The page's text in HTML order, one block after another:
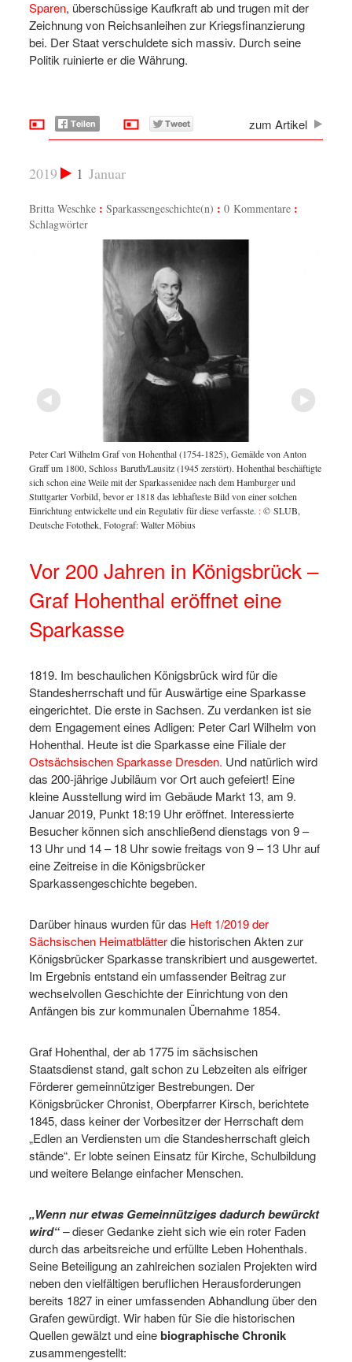
Sparen, überschüssige Kaufkraft ab und trugen mit der
Zeichnung von Reichsanleihen zur Kriegsfinanzierung
bei. Der Staat verschuldete sich massiv. Durch seine
Politik ruinierte er die Währung.
zum Artikel
1 Januar
2019
Britta Weschke Sparkassengeschichte(n)
0 Kommentare
Schlagwörter
Peter Carl Wilhelm Graf von Hohenthal (1754-1825), Gemälde von Anton
Graff um 1800, Schloss Baruth/Lausitz (1945 zerstört). Hohenthal beschäftigte
sich schon eine Weile mit der Sparkassenidee nach dem Hamburger und
Stuttgarter Vorbild, bevor er 1818 das lebhafteste Bild von einer solchen
Einrichtung entwickelte und ein Regulativ für diese verfasste. :© SLUB,
Deutsche Fotothek, Fotograf: Walter Möbius
Vor 200 Jahren in Königsbrück –
Graf Hohenthal eröffnet eine
Sparkasse
1819. Im beschaulichen Königsbrück wird für die
Standesherrschaft und für Auswärtige eine Sparkasse
eingerichtet. Die erste in Sachsen. Zu verdanken ist sie
dem Engagement eines Adligen: Peter Carl Wilhelm von
Hohenthal. Heute ist die Sparkasse eine Filiale der
Ostsächsischen Sparkasse Dresden. Und natürlich wird
das 200-jährige Jubiläum vor Ort auch gefeiert! Eine
kleine Ausstellung wird im Gebäude Markt 13, am 9.
Januar 2019, Punkt 18:19 Uhr eröffnet. Interessierte
Besucher können sich anschließend dienstags von 9 –
13 Uhr und 14 – 18 Uhr sowie freitags von 9 – 13 Uhr auf
eine Zeitreise in die Königsbrücker
Sparkassengeschichte begeben.
Darüber hinaus wurden für das Heft 1/2019 der
Sächsischen Heimatblätterdie historischen Akten zur
Königsbrücker Sparkasse transkribiert und ausgewertet.
Im Ergebnis entstand ein umfassender Beitrag zur
wechselvollen Geschichte der Einrichtung von den
Anfängen bis zur kommunalen Übernahme 1854.
Graf Hohenthal, der ab 1775 im sächsischen
Staatsdienst stand, galt schon zu Lebzeiten als eifriger
Förderer gemeinnütziger Bestrebungen. Der
Königsbrücker Chronist, Oberpfarrer Kirsch, berichtete
1845, dass keiner der Vorbesitzer der Herrschaft dem
„Edlen an Verdiensten um die Standesherrschaft gleich
stände“. Er lobte seinen Einsatz für Kirche, Schulbildung
und weitere Belange einfacher Menschen.
„Wenn nur etwas Gemeinnütziges dadurch bewürckt
wird“–dieser Gedanke zieht sich wie ein roter Faden
durch das arbeitsreiche und erfüllte Leben Hohenthals.
Seine Beteiligung an zahlreichen sozialen Projekten wird
neben den vielfältigen beruflichen Herausforderungen
bereits 1827 in einer umfassenden Abhandlung über den
Grafen gewürdigt. Wir haben für Sie die historischen
Quellen gewälzt und einebiographische Chronik
zusammengestellt: